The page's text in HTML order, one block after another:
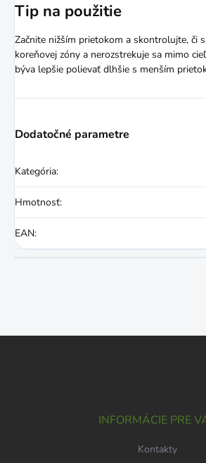
Tip na použitie
Začnite nižším prietokom a skontrolujte, či
koreňovej zóny a nerozstrekuje sa mimo
býva lepšie polievať dlhšie s menším
Dodatočné parametre
Kategória:
Hmotnosť:
EAN:
INFORMÁCIE PRE
Kontakty